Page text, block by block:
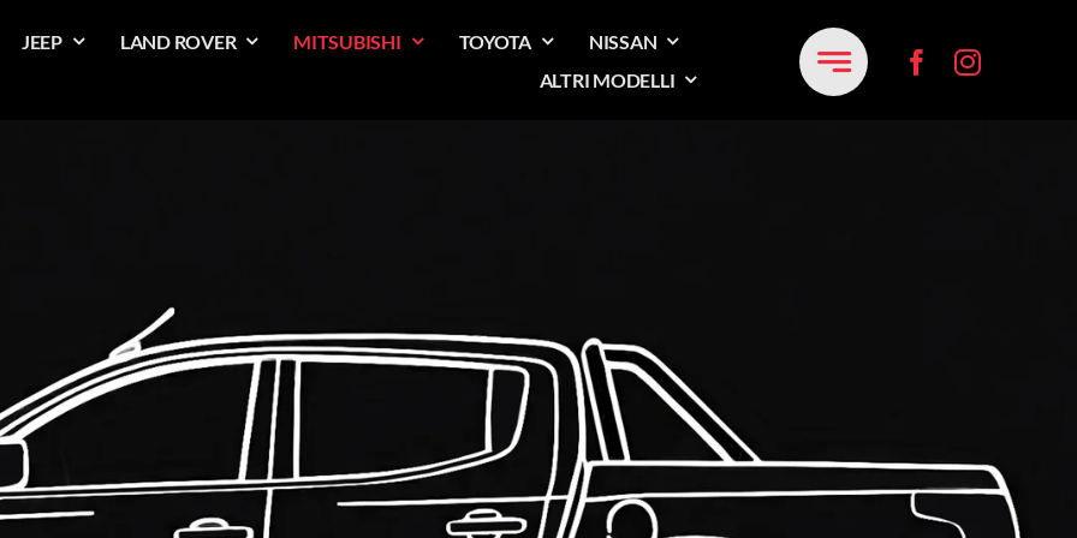
JEEP LAND ROVER MITSUBISHI TOYOTA
NISSAN
ALTRI MODELLI